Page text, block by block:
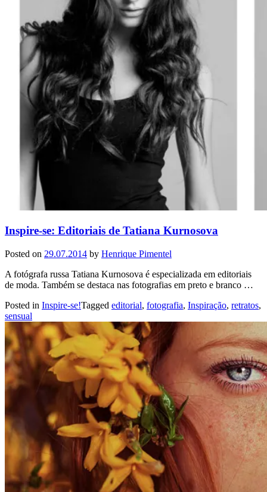
Inspire-se: Editoriais de Tatiana Kurnosova
Posted on 29.07.2014 by Henrique Pimentel
A fotógrafa russa Tatiana Kurnosova é especializada em editoriais
de moda. Também se destaca nas fotografias em preto e branco …
Posted in Inspire-se!Tagged editorial, fotografia, Inspiração, retratos,
sensual